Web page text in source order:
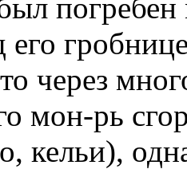
его
через
мон-рь
кельи),